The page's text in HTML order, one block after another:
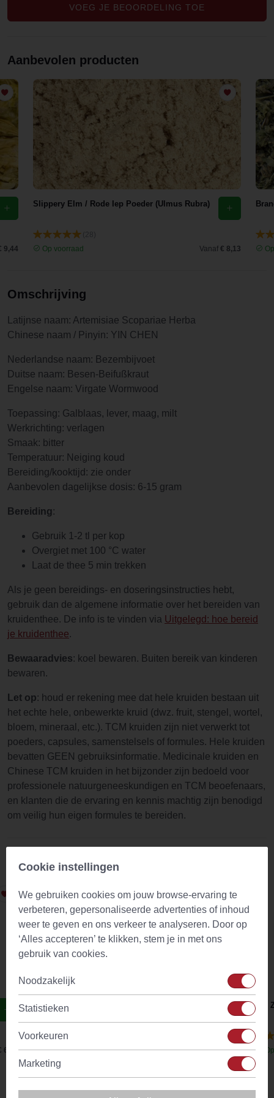
VOEG JE BEOORDELING TOE
Aanbevolen producten
9,44
Slippery Elm / Rode Iep Poeder (Ulmus Rubra)
Op voorraad
Vanaf € 8,13
Omschrijving
Latijnse naam: Artemisiae Scopariae Herba
Chinese naam / Pinyin: YIN CHEN
Nederlandse naam: Bezembijvoet
Duitse naam: Besen-Beifußkraut
Engelse naam: Virgate Wormwood
Toepassing: Galblaas, lever, maag, milt
Werkrichting: verlagen
Smaak: bitter
Temperatuur: Neiging koud
Bereiding/kooktijd: zie onder
Aanbevolen dagelijkse dosis: 6-15 gram
Bereiding:
Gebruik 1-2 tl per kop
Overgiet met 100 °C water
Laat de thee 5 min trekken
Als je geen bereidings- en doseringsinstructies hebt,
gebruik dan de algemene informatie over het bereiden van
kruidenthee. De info is te vinden via Uitgelegd: hoe bereid
je kruidenthee.
Bewaaradvies: koel bewaren. Buiten bereik van kinderen
bewaren.
Let op: houd er rekening mee dat hele kruiden bestaan uit
het echte hele, onbewerkte kruid (dwz. fruit, stengel, wortel,
bloem, mineraal, etc.). TCM kruiden zijn niet verwerkt tot
poeders, capsules, samenstelsels of formules. Hele kruiden
bevatten GEEN gebruiksinformatie. Medicinale kruiden en
Chinese TCM kruiden in het bijzonder zijn bedoeld voor
professionele natuurgeneeskundigen en TCM beoefenaars,
en klanten die de ervaring en kennis machtig zijn benodigd
om veilig hun eigen formules te bereiden.
Vergelijkbare producten
6,70
Bai Shao / Chinese pioen wortel
Op voorraad
Vanaf€ 7,34
Bai
Cookie instellingen
We gebruiken cookies om jouw browse-ervaring te
verbeteren, gepersonaliseerde advertenties of inhoud
weer te geven en ons verkeer te analyseren. Door op
‘Alles accepteren’ te klikken, stem je in met ons
gebruik van cookies.
Noodzakelijk
Statistieken
Voorkeuren
Marketing